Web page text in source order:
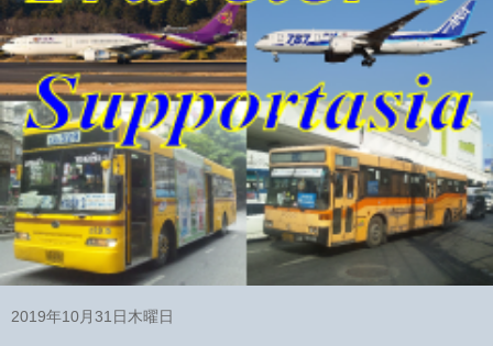
2019年10月31日木曜日